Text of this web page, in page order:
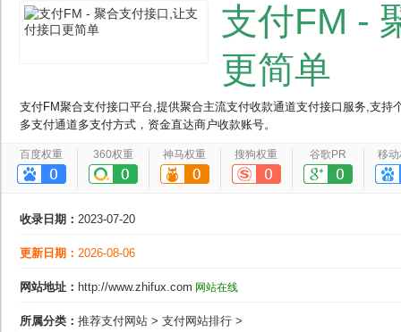
支付FM -
更简单
支付FM聚合支付接口平台,提供聚合主流支付收款通道支付接口服务,支
多支付通道多支付方式，资金直达商户收款账号。
百度权重 360权重 神马权重 搜狗权重 谷歌PR 移
收录日期： 2023-07-20
更新日期： 2026-08-06
网站地址： http://www.zhifux.com 网站在线
所属分类： 推荐支付网站 > 支付网站排行 >